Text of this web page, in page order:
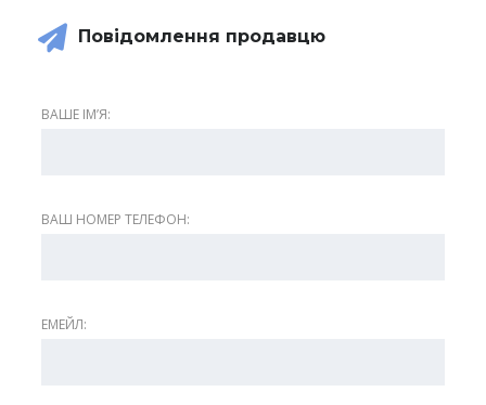
Повідомлення продавцю
ВАШЕ ІМʼЯ:
ВАШ НОМЕР ТЕЛЕФОН:
ЕМЕЙЛ: